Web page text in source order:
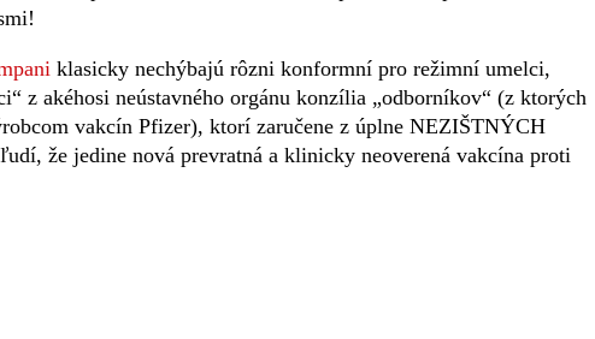
klasicky nechýbajú rôzni konformní pro režimní umelci,
z akéhosi neústavného orgánu konzília „odborníkov“ (z ktorých
vakcín Pfizer), ktorí zaručene z úplne NEZIŠTNÝCH
že jedine nová prevratná a klinicky neoverená vakcína proti